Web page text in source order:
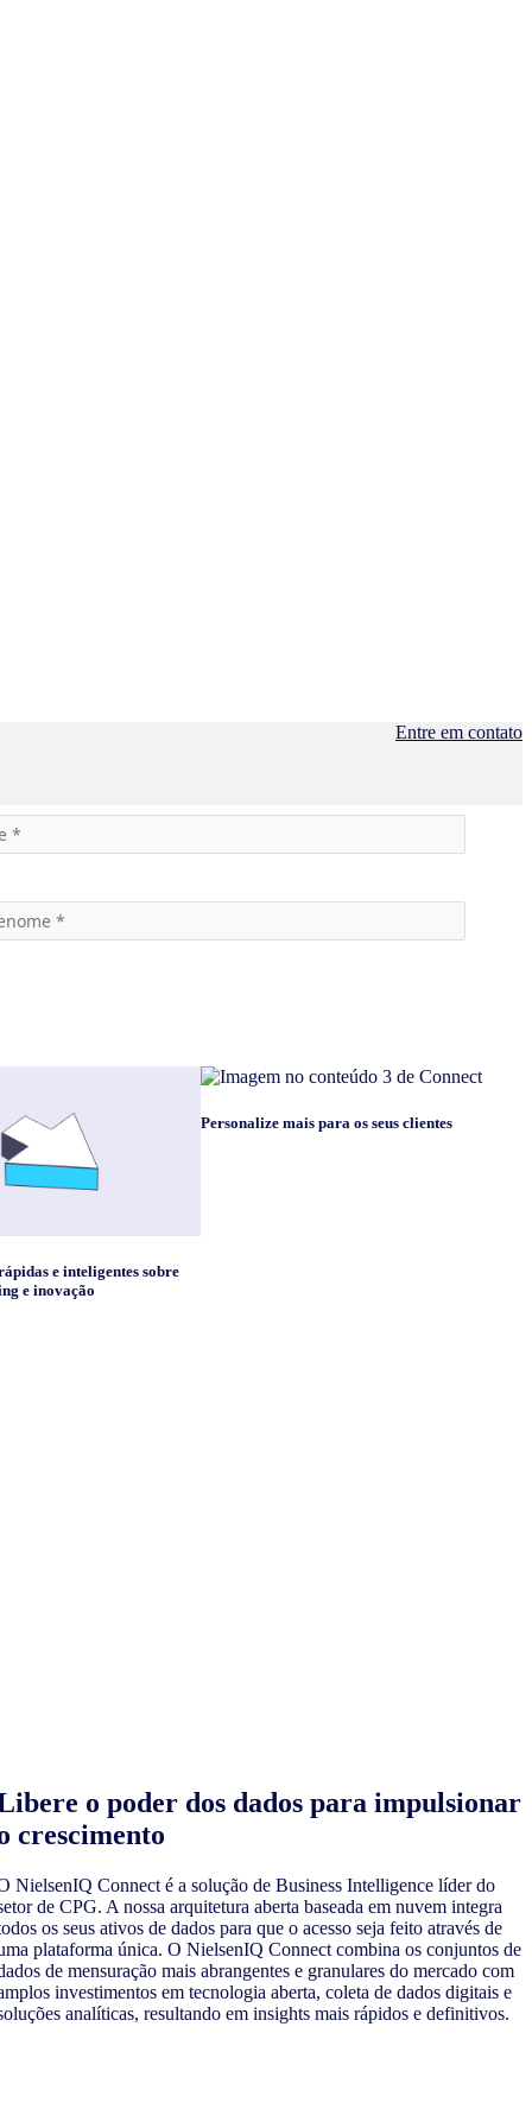
Entre em contato
e inteligentes sobre
e inovação
Personalize mais para os seus clientes
o poder dos dados para impulsionar
crescimento
NielsenIQ Connect é a solução de Business Intelligence líder do
de CPG. A nossa arquitetura aberta baseada em nuvem integra
os seus ativos de dados para que o acesso seja feito através de
plataforma única. O NielsenIQ Connect combina os conjuntos de
de mensuração mais abrangentes e granulares do mercado com
investimentos em tecnologia aberta, coleta de dados digitais e
analíticas, resultando em insights mais rápidos e definitivos.